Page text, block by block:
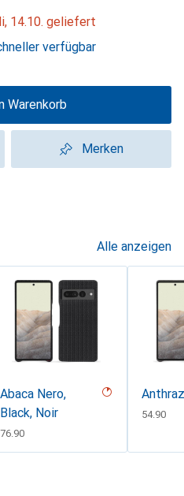
14.10. geliefert
verfügbar
Warenkorb
Merken
Alle anzeigen
Abaca Nero,
Black, Noir
CHF
76.90
CHF
54.90